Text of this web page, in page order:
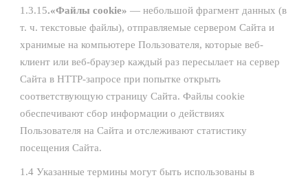
1.3.15.«Файлы cookie» — небольшой фрагмент данных (в
т. ч. текстовые файлы), отправляемые сервером Сайта и
хранимые на компьютере Пользователя, которые веб-
клиент или веб-браузер каждый раз пересылает на сервер
Сайта в НТТР-запросе при попытке открыть
соответствующую страницу Сайта. Файлы cookie
обеспечивают сбор информации о действиях
Пользователя на Сайта и отслеживают статистику
посещения Сайта.
1.4 Указанные термины могут быть использованы в